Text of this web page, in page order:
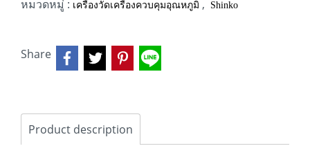
หมวดหมู่ : เครื่องวัดเครื่องควบคุมอุณหภูมิ , Shinko
Share
Product description